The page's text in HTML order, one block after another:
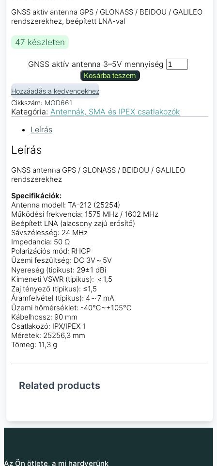
GNSS aktív antenna GPS / GLONASS / BEIDOU / GALILEO
rendszerekhez, beépített LNA-val
47 készleten
GNSS aktív antenna 3–5V mennyiség
Kosárba teszem
Hozzáadás a kedvencekhez
Cikkszám: MOD661
Kategória: Antennák, SMA és IPEX csatlakozók
Leírás
Leírás
GNSS antenna GPS / GLONASS / BEIDOU / GALILEO
rendszerekhez
Specifikációk:
Antenna modell: TA-212 (25254)
Működési frekvencia: 1575 MHz / 1602 MHz
Beépített LNA (alacsony zajú erősítő)
Sávszélesség: 24 MHz
Impedancia: 50 Ω
Polarizációs mód: RHCP
Üzemi feszültség: DC 3V～5V
Nyereség (tipikus): 29±1 dBi
Kimeneti VSWR (tipikus): ＜1,5
Zaj tényező (tipikus): ≤1,5
Áramfelvétel (tipikus): 4～7 mA
Üzemi hőmérséklet: -40℃~+105℃
Kábelhossz: 90 mm
Csatlakozó: IPX/IPEX 1
Méretek: 25256,3 mm
Tömeg: 11,3 g
Related products
Az Ön ötlete, a mi hardverünk